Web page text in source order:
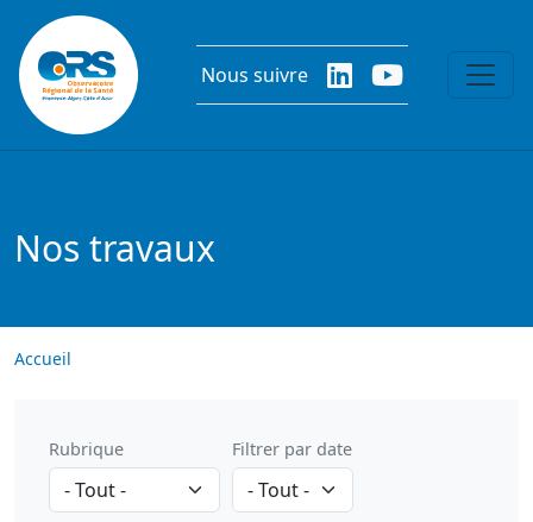
Aller au contenu principal
Nous suivre
Nos travaux
Accueil
Rubrique Filtrer par date